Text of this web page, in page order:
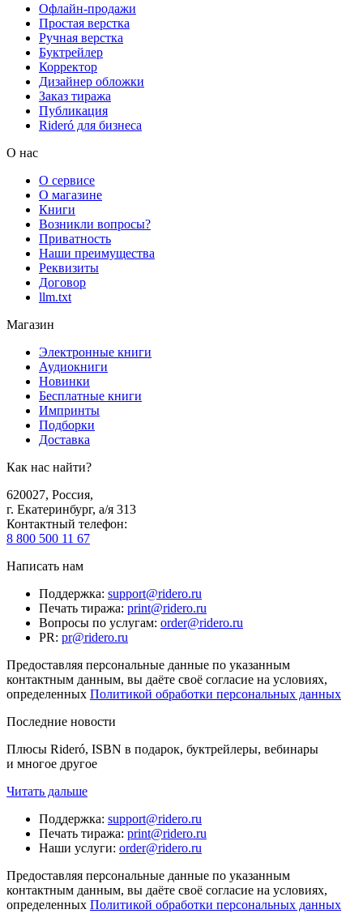
Офлайн-продажи
Простая верстка
Ручная верстка
Буктрейлер
Корректор
Дизайнер обложки
Заказ тиража
Публикация
Rideró для бизнеса
О нас
О сервисе
О магазине
Книги
Возникли вопросы?
Приватность
Наши преимущества
Реквизиты
Договор
llm.txt
Магазин
Электронные книги
Аудиокниги
Новинки
Бесплатные книги
Импринты
Подборки
Доставка
Как нас найти?
620027, Россия,
г. Екатеринбург, а/я 313
Контактный телефон:
8 800 500 11 67
Написать нам
Поддержка: support@ridero.ru
Печать тиража: print@ridero.ru
Вопросы по услугам: order@ridero.ru
PR: pr@ridero.ru
Предоставляя персональные данные по указанным
контактным данным, вы даёте своё согласие на условиях,
определенных Политикой обработки персональных данных
Последние новости
Плюсы Rideró, ISBN в подарок, буктрейлеры, вебинары
и многое другое
Читать дальше
Поддержка: support@ridero.ru
Печать тиража: print@ridero.ru
Наши услуги: order@ridero.ru
Предоставляя персональные данные по указанным
контактным данным, вы даёте своё согласие на условиях,
определенных Политикой обработки персональных данных